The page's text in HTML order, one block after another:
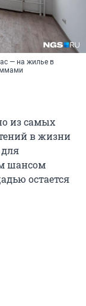
— на жилье в
из самых
в жизни
шансом
остается